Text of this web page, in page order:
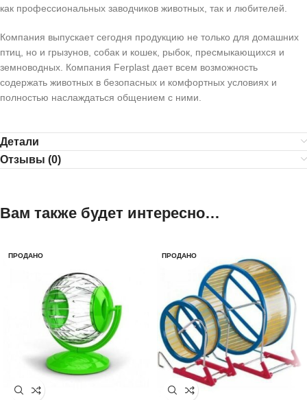
как профессиональных заводчиков животных, так и любителей.
Компания выпускает сегодня продукцию не только для домашних
птиц, но и грызунов, собак и кошек, рыбок, пресмыкающихся и
земноводных. Компания Ferplast дает всем возможность
содержать животных в безопасных и комфортных условиях и
полностью наслаждаться общением с ними.
Детали
Отзывы (0)
Вам также будет интересно…
ПРОДАНО ПРОДАНО